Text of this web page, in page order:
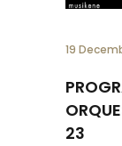
19
23